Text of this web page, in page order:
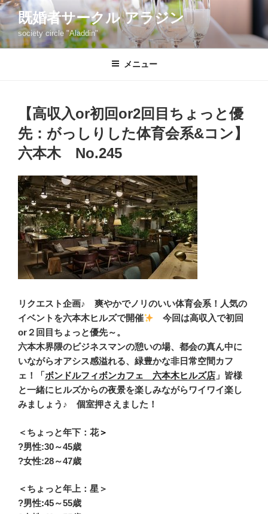
コ
ン
テ
ン
既婚者サークル アラジン
society circle "Aladdin"
メニュー
【高収入or初回or2回目ちょっと優
先：がっしりした体育会系&コン】
六本木 No.245
リクエスト企画♪ 爽やかでノリのいい体育会系！人気の
イベントを六本木ヒルズで開催
今回は高収入で初回
or２回目ちょっと優先～。
六本木界隈のビジネスマンの憩いの場、都会の真ん中に
いながらオアシス感溢れる、緑豊かな非日常空間カフ
ェ！「ボンドルフィボンカフェ 六本木ヒルズ店 」皆様
と一緒にヒルズからの夜景を楽しみながらワイワイ楽し
みましょう♪
個室押さえました！
＜ちょっと年下：花＞
?男性:30～45歳
?女性:28～47歳
＜ちょっと年上：星＞
?男性:45～55歳